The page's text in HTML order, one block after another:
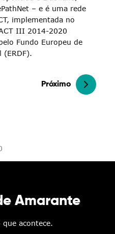
– e é uma rede
implementada no
III 2014-2020
Fundo Europeu de
(ERDF).
Próximo
Amarante
que acontece.